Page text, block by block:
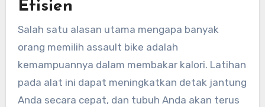
Efisien
Salah satu alasan utama mengapa banyak
orang memilih assault bike adalah
kemampuannya dalam membakar kalori. Latihan
pada alat ini dapat meningkatkan detak jantung
Anda secara cepat, dan tubuh Anda akan terus